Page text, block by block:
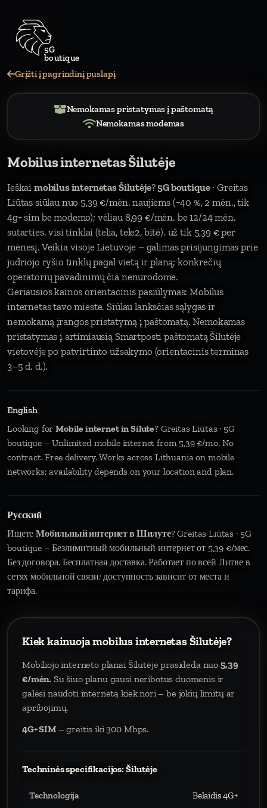
5G
Grįžti į pagrindinį puslapį
Nemokamas pristatymas į paštomatą
Nemokamas modemas
Mobilus internetas Šilutėje
Ieškai mobilus internetas Šilutėje?5G boutique· Greitas
Liūtas siūlau nuo 5,39 €/mėn. naujiems (−40 %, 2 mėn., tik
4g+ sim be modemo); vėliau 8,99 €/mėn. be 12/24 mėn.
sutarties. visi tinklai (telia, tele2, bitė). už tik 5,39 € per
mėnesį. Veikia visoje Lietuvoje – galimas prisijungimas prie
judriojo ryšio tinklų pagal vietą ir planą; konkrečių
operatorių pavadinimų čia nenurodome.
Geriausios kainos orientacinis pasiūlymas: Mobilus
internetas tavo mieste. Siūlau lanksčias sąlygas ir
nemokamą įrangos pristatymą į paštomatą. Nemokamas
pristatymas į artimiausią Smartposti paštomatą Šilutėje
vietovėje po patvirtinto užsakymo (orientacinis terminas
3–5 d. d.).
English
Looking forMobile internet in Silute? Greitas Liūtas · 5G
boutique – Unlimited mobile internet from 5,39 €/mo. No
contract. Free delivery. Works across Lithuania on mobile
networks; availability depends on your location and plan.
Русский
ИщетеМобильный интернет в Шилуте? Greitas Liūtas · 5G
boutique – Безлимитный мобильный интернет от 5,39 €/мес.
Без договора. Бесплатная доставка. Работает по всей Литве в
сетях мобильной связи; доступность зависит от места и
тарифа.
Kiek kainuoja mobilus internetas Šilutėje?
Mobiliojo interneto planai Šilutėje prasideda nuo 5,39
€/mėn. Su šiuo planu gausi neribotus duomenis ir
galėsi naudoti internetą kiek nori – be jokių limitų ar
apribojimų.
4G+ SIM– greitis iki 300 Mbps.
Techninės specifikacijos: Šilutėje
Technologija Belaidis 4G+